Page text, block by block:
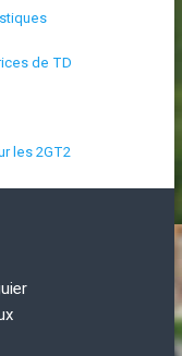
de TD
les 2GT2